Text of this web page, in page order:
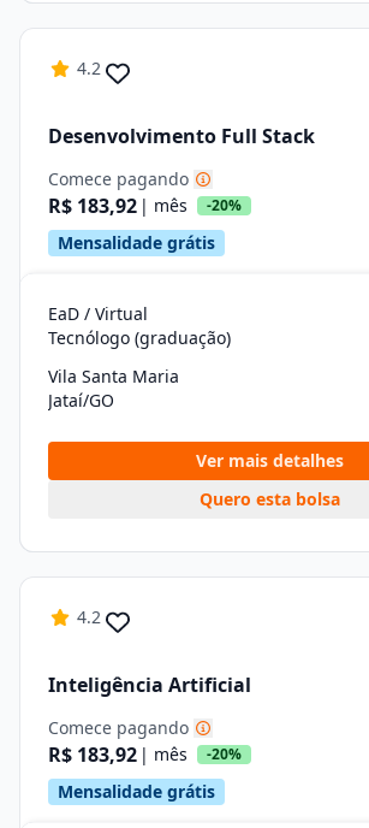
4.2
Desenvolvimento Full Stack
Comece pagando
R$ 183,92 | mês -20%
Mensalidade grátis
EaD / Virtual
Tecnólogo (graduação)
Vila Santa Maria
Jataí/GO
Ver mais detalhes
Quero esta bolsa
4.2
Inteligência Artificial
Comece pagando
R$ 183,92 | mês -20%
Mensalidade grátis